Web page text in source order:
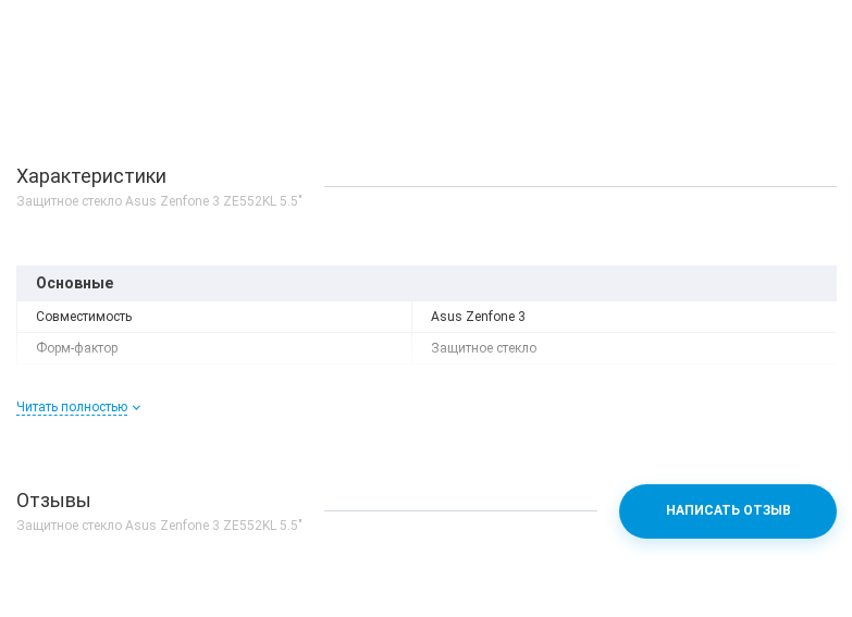
Характеристики
Защитное стекло Asus Zenfone 3 ZE552KL 5.5"
Основные
Совместимость Asus Zenfone 3
Форм-фактор Защитное стекло
Читать полностью
Отзывы
Защитное стекло Asus Zenfone 3 ZE552KL 5.5"
НАПИСАТЬ ОТЗЫВ